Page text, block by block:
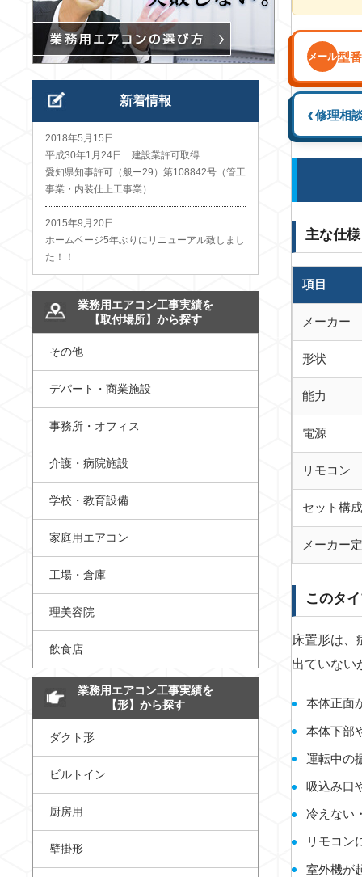
メール型
‹修理相
主な仕様
項目
メーカー
形状
能力
電源
リモコン
セット構成
メーカー
このタ
床置形は、
出ていない
本体正面
本体下部
運転中の
吸込み口
冷えない
リモコン
室外機が
新着情報
2018年5月15日
平成30年1月24日 建設業許可取得
愛知県知事許可（般ー29）第108842号（管工
事業・内装仕上工事業）
2015年9月20日
ホームページ5年ぶりにリニューアル致しまし
た！！
業務用エアコン工事実績を
【取付場所】から探す
その他
デパート・商業施設
事務所・オフィス
介護・病院施設
学校・教育設備
家庭用エアコン
工場・倉庫
理美容院
飲食店
業務用エアコン工事実績を
【形】から探す
ダクト形
ビルトイン
厨房用
壁掛形